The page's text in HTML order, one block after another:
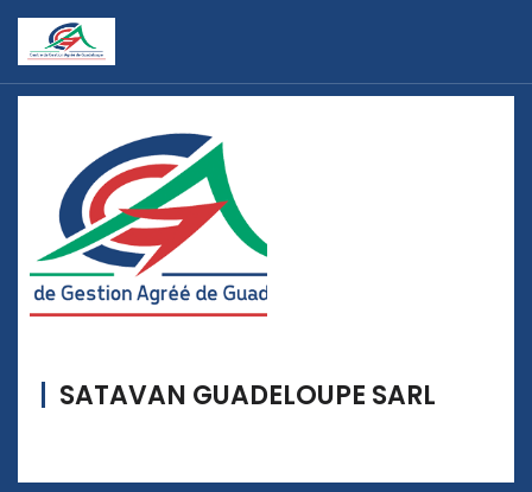
SATAVAN GUADELOUPE SARL